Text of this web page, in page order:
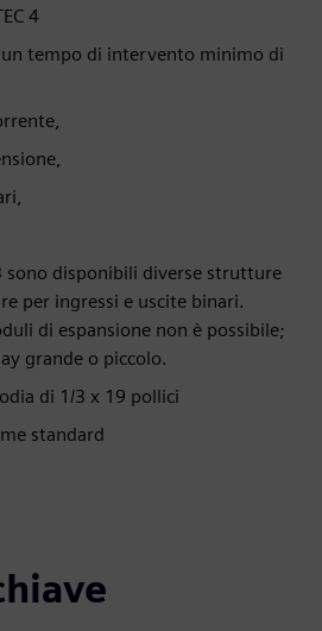
4
un tempo di intervento minimo di
sono disponibili diverse strutture
per ingressi e uscite binari.
di espansione non è possibile;
grande o piccolo.
di 1/3 x 19 pollici
standard